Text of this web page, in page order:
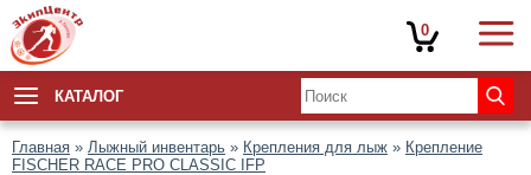
КАТАЛОГ
Главная » Лыжный инвентарь » Крепления для лыж » Крепление
FISCHER RACE PRO CLASSIC IFP
0